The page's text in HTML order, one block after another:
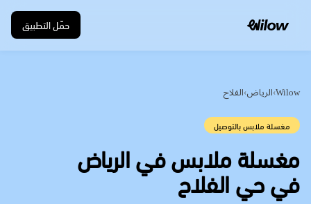
حمّل التطبيق
Wilow
›الرياض›الفلاح
مغسلة ملابس بالتوصيل
في حي الفلاح